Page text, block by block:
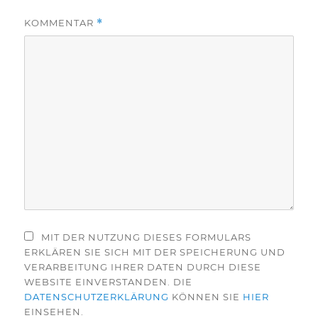
KOMMENTAR *
MIT DER NUTZUNG DIESES FORMULARS
ERKLÄREN SIE SICH MIT DER SPEICHERUNG UND
VERARBEITUNG IHRER DATEN DURCH DIESE
WEBSITE EINVERSTANDEN. DIE
DATENSCHUTZERKLÄRUNG KÖNNEN SIE HIER
EINSEHEN.